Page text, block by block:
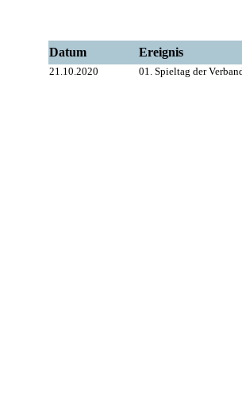
Datum Ereignis
21.10.2020 01. Spieltag der